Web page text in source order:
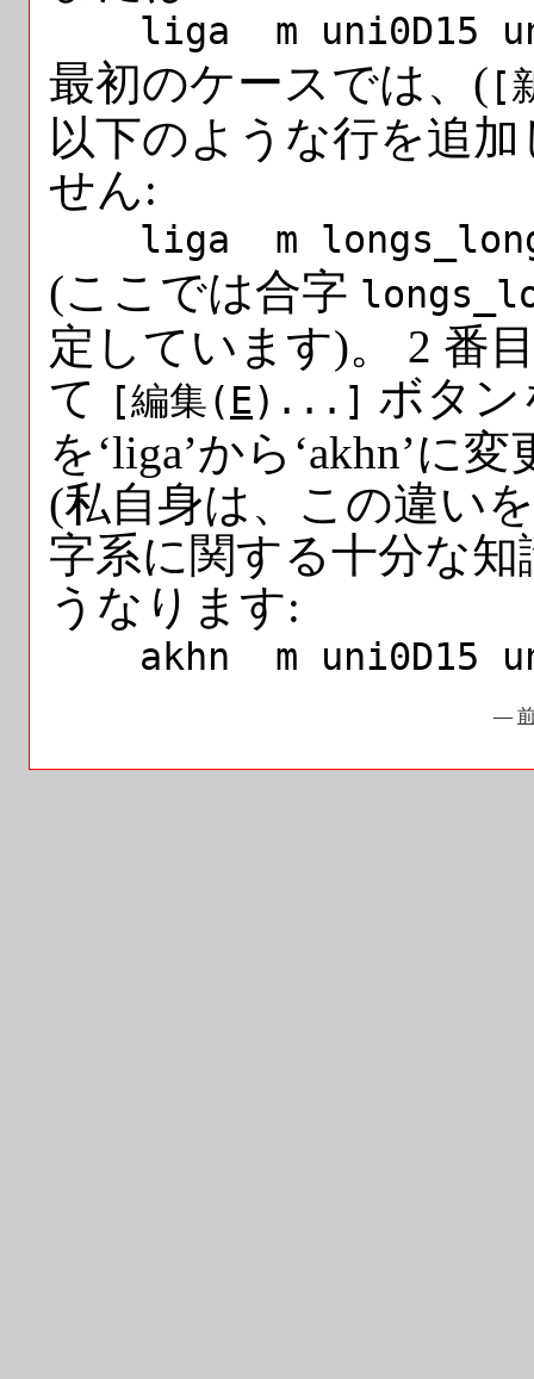
liga m uni0D15
最初のケースでは、( [
以下のような行を追
せん:
liga m
(ここでは合字
定しています)。 2 番
て
[編集( E)...] ボタン
を‘liga’から‘akhn’に
(私自身は、この違い
字系に関する十分な
うなります:
akhn m uni0D15
—